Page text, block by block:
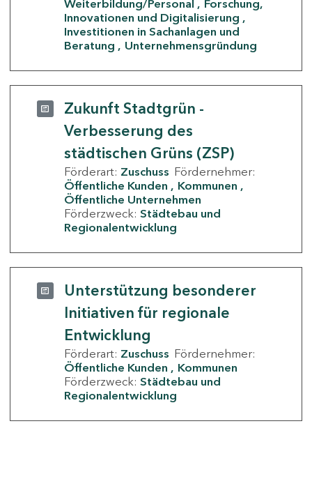
Weiterbildung/Personal
Forschung,
Innovationen und Digitalisierung
Investitionen in Sachanlagen und
Beratung
Unternehmensgründung
Zukunft Stadtgrün -
Verbesserung des
städtischen Grüns (ZSP)
Förderart: Zuschuss Fördernehmer:
Öffentliche Kunden
Kommunen
Öffentliche Unternehmen
Förderzweck: Städtebau und
Regionalentwicklung
Unterstützung besonderer
Initiativen für regionale
Entwicklung
Förderart: Zuschuss Fördernehmer:
Öffentliche Kunden
Kommunen
Förderzweck: Städtebau und
Regionalentwicklung